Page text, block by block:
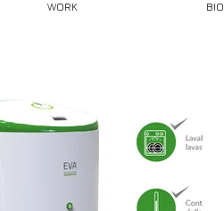
WORK BIO